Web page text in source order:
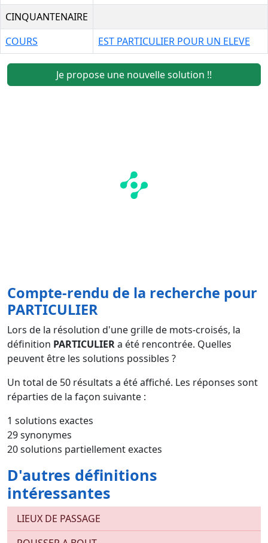
CINQUANTENAIRE
COURS
EST PARTICULIER POUR UN ELEVE
Je propose une nouvelle solution !!
Compte-rendu de la recherche pour
PARTICULIER
Lors de la résolution d'une grille de mots-croisés, la
définition PARTICULIERa été rencontrée. Quelles
peuvent être les solutions possibles ?
Un total de 50 résultats a été affiché. Les réponses sont
réparties de la façon suivante :
1 solutions exactes
29 synonymes
20 solutions partiellement exactes
D'autres définitions
intéressantes
LIEUX DE PASSAGE